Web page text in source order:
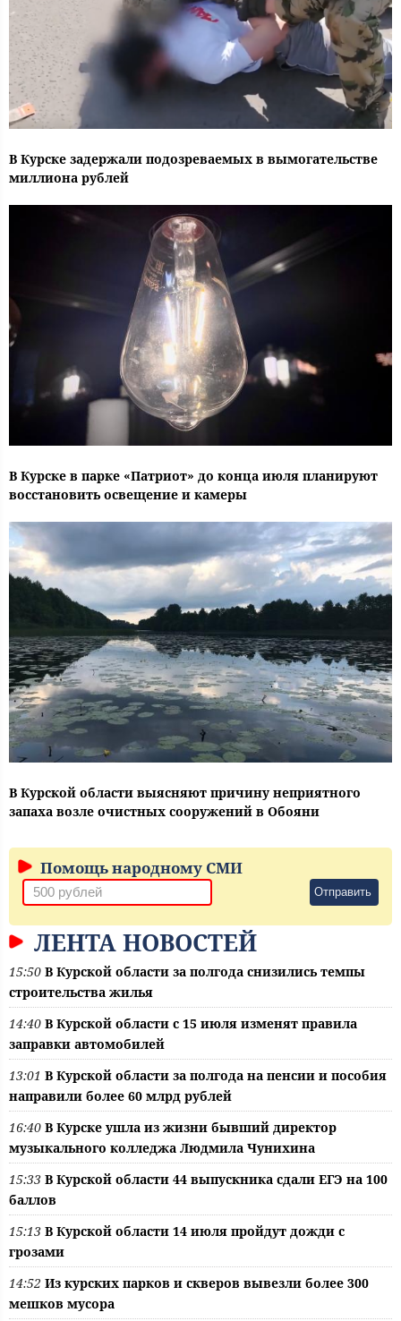
В Курске задержали подозреваемых в вымогательстве
миллиона рублей
В Курске в парке «Патриот» до конца июля планируют
восстановить освещение и камеры
В Курской области выясняют причину неприятного
запаха возле очистных сооружений в Обояни
Помощь народному СМИ
Отправить
ЛЕНТА НОВОСТЕЙ
15:50 В Курской области за полгода снизились темпы
строительства жилья
14:40 В Курской области с 15 июля изменят правила
заправки автомобилей
13:01 В Курской области за полгода на пенсии и пособия
направили более 60 млрд рублей
16:40 В Курске ушла из жизни бывший директор
музыкального колледжа Людмила Чунихина
15:33 В Курской области 44 выпускника сдали ЕГЭ на 100
баллов
15:13 В Курской области 14 июля пройдут дожди с
грозами
14:52 Из курских парков и скверов вывезли более 300
мешков мусора